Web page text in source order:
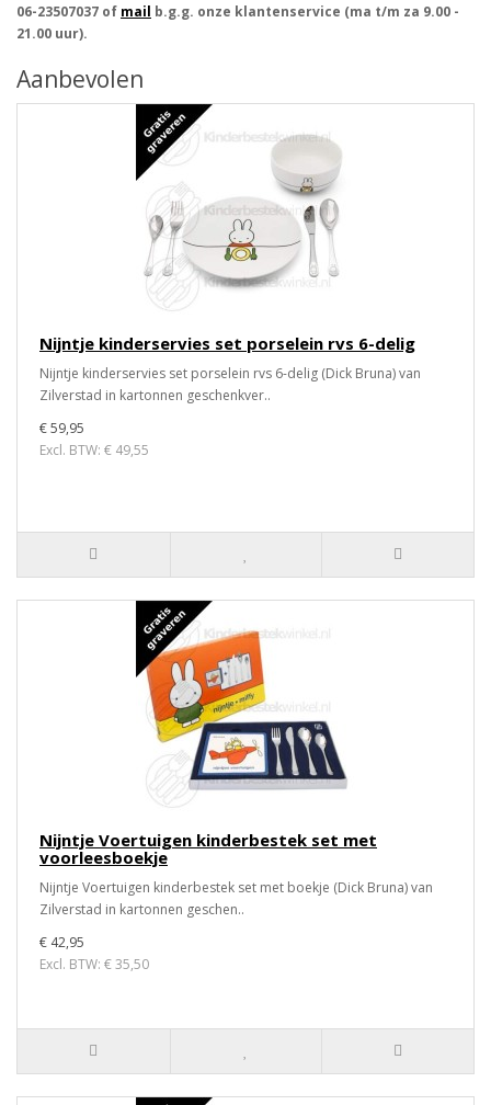
06-23507037 of mail b.g.g. onze klantenservice (ma t/m za 9.00 -
21.00 uur).
Aanbevolen
Nijntje kinderservies set porselein rvs 6-delig
Nijntje kinderservies set porselein rvs 6-delig (Dick Bruna) van
Zilverstad in kartonnen geschenkver..
€ 59,95
Excl. BTW: € 49,55
Nijntje Voertuigen kinderbestek set met
voorleesboekje
Nijntje Voertuigen kinderbestek set met boekje (Dick Bruna) van
Zilverstad in kartonnen geschen..
€ 42,95
Excl. BTW: € 35,50